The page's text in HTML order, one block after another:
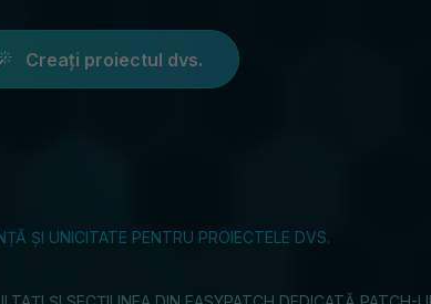
Creați proiectul dvs.
ȘI UNICITATE PENTRU PROIECTELE DVS.